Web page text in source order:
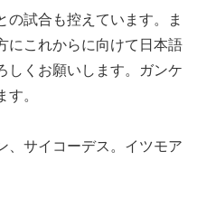
の試合も控えています。ま
にこれからに向けて日本語
しくお願いします。ガンケ
。
、サイコーデス。イツモア